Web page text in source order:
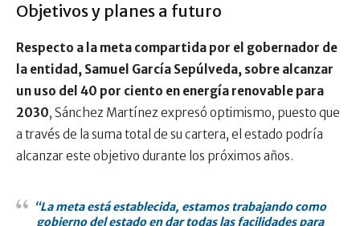
Objetivos y planes a futuro
Respecto a la meta compartida por el gobernador de
la entidad, Samuel García Sepúlveda, sobre alcanzar
un uso del 40 por ciento en energía renovable para
2030, Sánchez Martínez expresó optimismo, puesto que
a través de la suma total de su cartera, el estado podría
alcanzar este objetivo durante los próximos años.
“La meta está establecida, estamos trabajando como
gobierno del estado en dar todas las facilidades para